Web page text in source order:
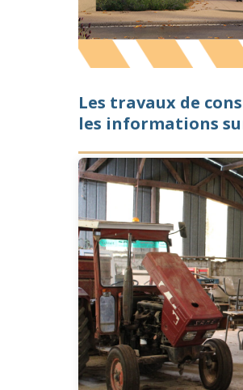
Les travaux de
les informations